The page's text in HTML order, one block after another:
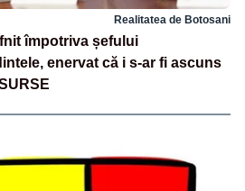
Realitatea de Botosani
împotriva șefului
enervat că i s-ar fi ascuns